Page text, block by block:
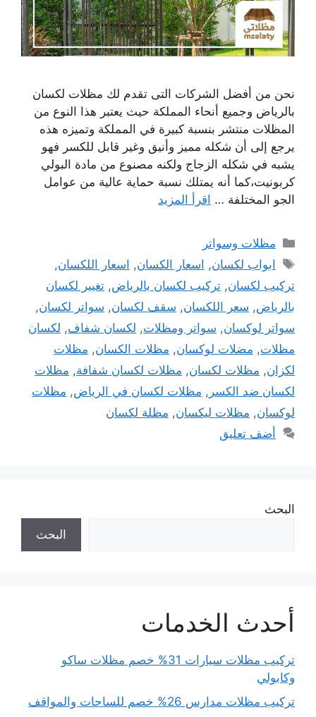
نحن من أفضل الشركات التى تقدم لك مظلات لكسان
بالرياض وجميع أنحاء المملكة حيث يعتبر هذا النوع من
المظلات منتشر بنسبة كبيرة في المملكة وتميزه هذه
يرجع إلى أن شكله مميز وأنيق وغير قابل للكسر فهو
يشبه في شكله الزجاج ولكنه مصنوع من مادة البولي
كربونيت،كما أنه يمتلك نسبة حماية عالية من عوامل
الجو المختلفة … اقرأ المزيد
التصنيفات
مظلات وسواتر
الوسوم
ابواب لكسان, اسعار الكسان, اسعار اللكسان,
تركيب لكسان, تركيب لكسان بالرياض, تغيير لكسان
بالرياض, سعر اللكسان, سقف لكسان, سواتر لكسان,
سواتر لوكسان, سواتر ومظلات, لكسان شفاف, لكسان
مظلات, مضلات لوكسان, مظلات الكسان, مظلات
لكزان, مظلات لكسان, مظلات لكسان شفافة, مظلات
لكسان ضد الكسر , مظلات لكسان في الرياض, مظلات
لوكسان, مظلات ليكسان, مظلة لكسان
أضف تعليق
البحث
البحث
أحدث الخدمات
تركيب مظلات سيارات 31% خصم مظلات ساكو
وكابولي
تركيب مظلات مدارس 26% خصم للساحات والمواقف